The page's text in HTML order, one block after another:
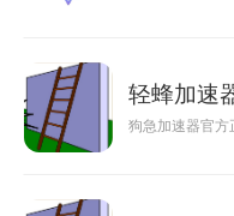
轻蜂加速
狗急加速器官方